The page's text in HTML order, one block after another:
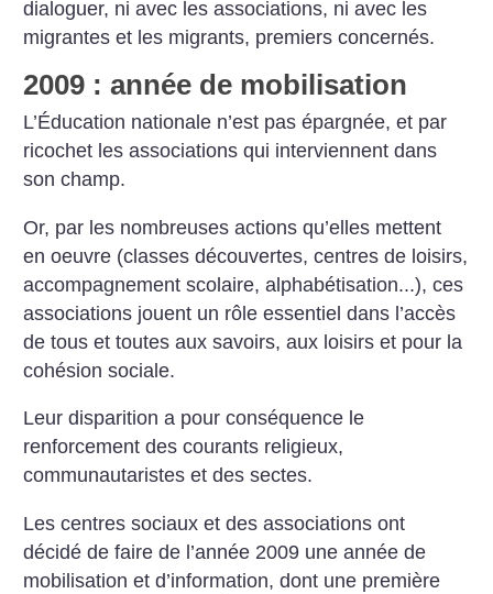
dialoguer, ni avec les associations, ni avec les
migrantes et les migrants, premiers concernés.
2009 : année de mobilisation
L’Éducation nationale n’est pas épargnée, et par
ricochet les associations qui interviennent dans
son champ.
Or, par les nombreuses actions qu’elles mettent
en oeuvre (classes découvertes, centres de loisirs,
accompagnement scolaire, alphabétisation...), ces
associations jouent un rôle essentiel dans l’accès
de tous et toutes aux savoirs, aux loisirs et pour la
cohésion sociale.
Leur disparition a pour conséquence le
renforcement des courants religieux,
communautaristes et des sectes.
Les centres sociaux et des associations ont
décidé de faire de l’année 2009 une année de
mobilisation et d’information, dont une première